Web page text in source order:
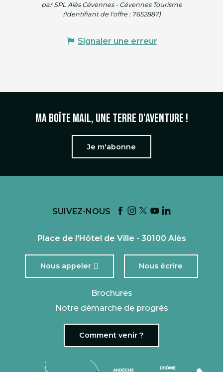
par SPL Alès Cévennes - Cévennes Tourisme
(Identifiant de l'offre : 7652887)
Signaler une erreur
Ma boîte mail, une terre d'aventure !
Je m'abonne
SUIVEZ-NOUS
Place de l'Hôtel de Ville - 30100 Alès
Nous appeler Nous écrire
Brochures
Notre démarche de progrès
Comment venir ?